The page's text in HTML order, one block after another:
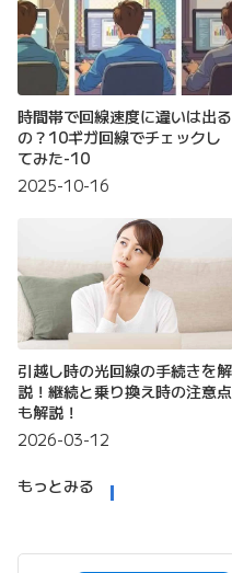
時間帯で回線速度に違いは出る
の？10ギガ回線でチェックし
てみた-10
2025-10-16
引越し時の光回線の手続きを解
説！継続と乗り換え時の注意点
も解説！
2026-03-12
もっとみる